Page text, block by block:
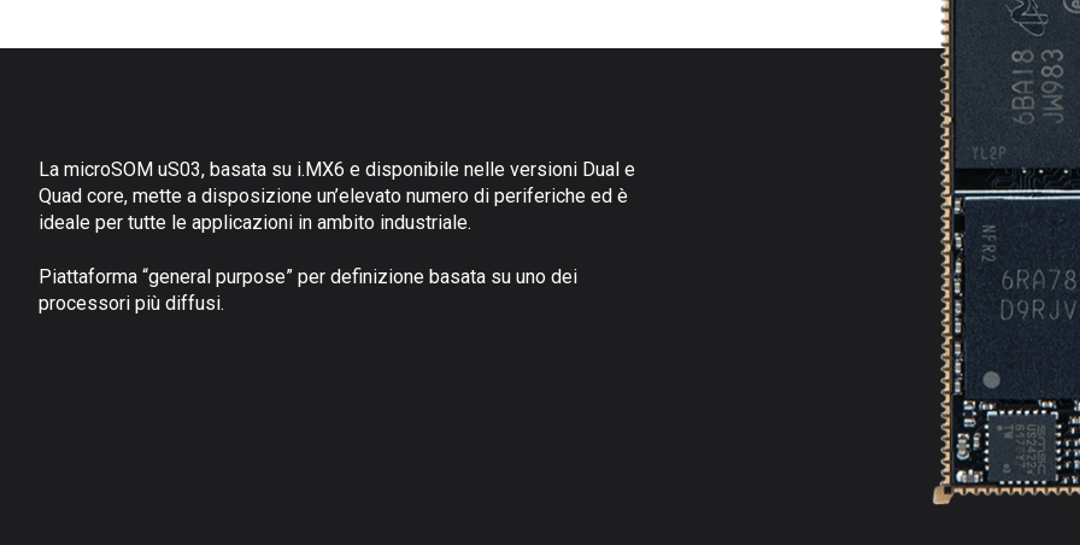
La microSOM uS03, basata su i.MX6 e disponibile nelle versioni Dual e
Quad core, mette a disposizione un’elevato numero di periferiche ed è
ideale per tutte le applicazioni in ambito industriale.
Piattaforma “general purpose” per definizione basata su uno dei
processori più diffusi.